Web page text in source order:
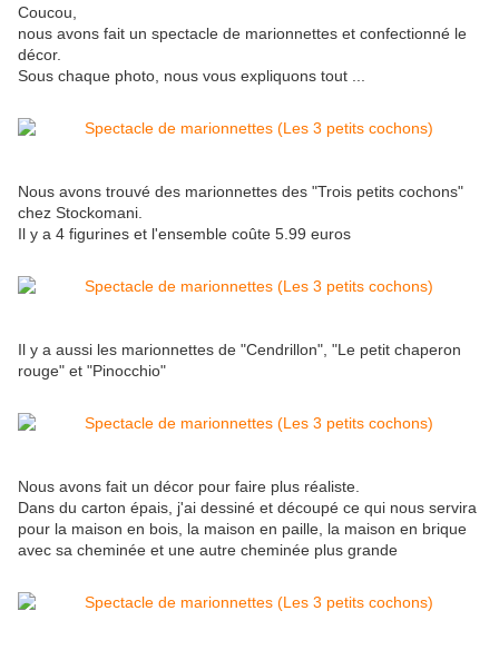
Coucou,
nous avons fait un spectacle de marionnettes et confectionné le
décor.
Sous chaque photo, nous vous expliquons tout ...
Nous avons trouvé des marionnettes des "Trois petits cochons"
chez Stockomani.
Il y a 4 figurines et l'ensemble coûte 5.99 euros
Il y a aussi les marionnettes de "Cendrillon", "Le petit chaperon
rouge" et "Pinocchio"
Nous avons fait un décor pour faire plus réaliste.
Dans du carton épais, j'ai dessiné et découpé ce qui nous servira
pour la maison en bois, la maison en paille, la maison en brique
avec sa cheminée et une autre cheminée plus grande